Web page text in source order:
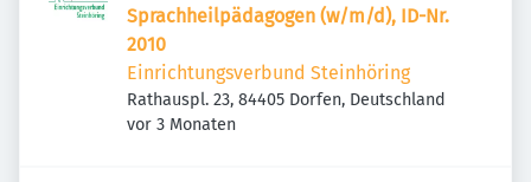
Sprachheilpädagogen (w/m/d), ID-Nr.
2010
Einrichtungsverbund Steinhöring
Rathauspl. 23, 84405 Dorfen, Deutschland
Veröffentlicht:
vor 3 Monaten